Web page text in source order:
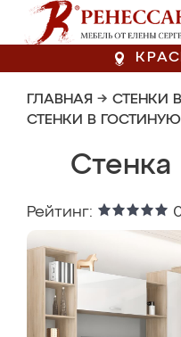
ГЛАВНАЯ → СТЕНКИ
СТЕНКИ В ГОСТИНУЮ
Стенка
Рейтинг: